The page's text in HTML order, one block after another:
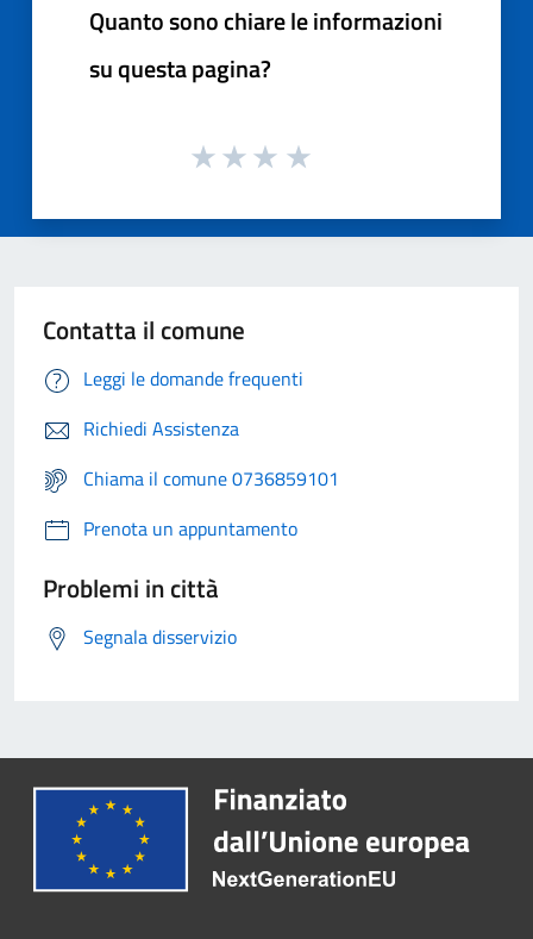
Quanto sono chiare le informazioni
su questa pagina?
Contatta il comune
Leggi le domande frequenti
Richiedi Assistenza
Chiama il comune 0736859101
Prenota un appuntamento
Problemi in città
Segnala disservizio